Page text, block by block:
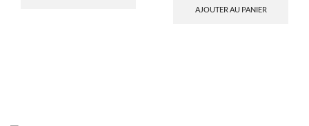
AJOUTER AU PANIER